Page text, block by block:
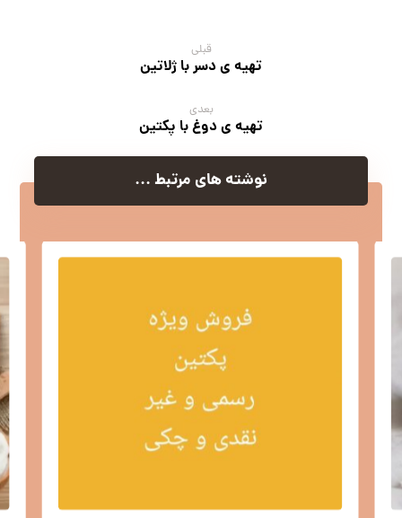
قبلی
تهیه ی دسر با ژلاتین
بعدی
تهیه ی دوغ با پکتین
نوشته های مرتبط ...